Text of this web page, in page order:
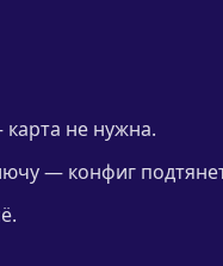
не нужна.
— конфиг